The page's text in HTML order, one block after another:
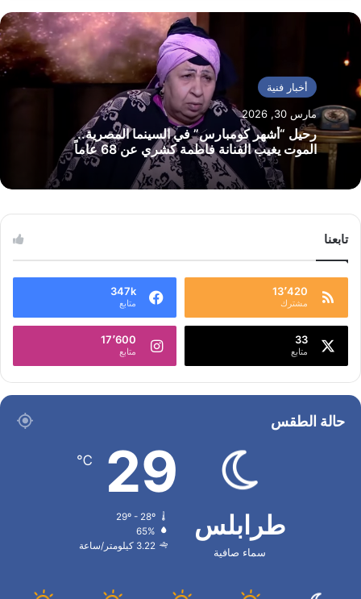
أخبار فنية
مارس 30, 2026
رحيل “أشهر كومبارس” في السينما المصرية..
الموت يغيب الفنانة فاطمة كشري عن 68 عاماً
تابعنا
13٬420
مشترك
347k
متابع
33
متابع
17٬600
متابع
حالة الطقس
طرابلس
سماء صافية
29
℃
29º - 28º
65%
3.22 كيلومتر/ساعة